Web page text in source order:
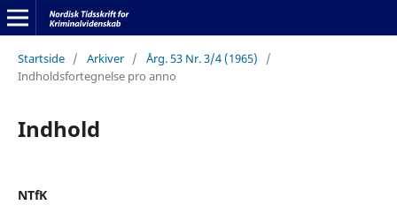
Startside / Arkiver / Årg. 53 Nr. 3/4 (1965)
/
Indholdsfortegnelse pro anno
Indhold
NTfK